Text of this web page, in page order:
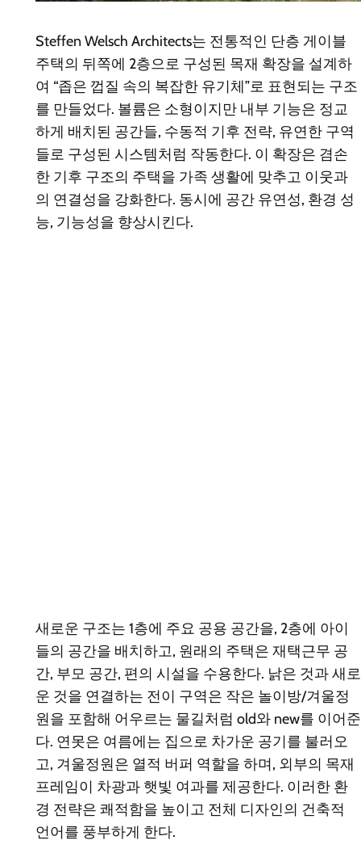
Steffen Welsch Architects는 전통적인 단층 게이블
주택의 뒤쪽에 2층으로 구성된 목재 확장을 설계하
여 “좁은 껍질 속의 복잡한 유기체”로 표현되는 구조
를 만들었다. 볼륨은 소형이지만 내부 기능은 정교
하게 배치된 공간들, 수동적 기후 전략, 유연한 구역
들로 구성된 시스템처럼 작동한다. 이 확장은 겸손
한 기후 구조의 주택을 가족 생활에 맞추고 이웃과
의 연결성을 강화한다. 동시에 공간 유연성, 환경 성
능, 기능성을 향상시킨다.
새로운 구조는 1층에 주요 공용 공간을, 2층에 아이
들의 공간을 배치하고, 원래의 주택은 재택근무 공
간, 부모 공간, 편의 시설을 수용한다. 낡은 것과 새로
운 것을 연결하는 전이 구역은 작은 놀이방/겨울정
원을 포함해 어우르는 물길처럼 old와 new를 이어준
다. 연못은 여름에는 집으로 차가운 공기를 불러오
고, 겨울정원은 열적 버퍼 역할을 하며, 외부의 목재
프레임이 차광과 햇빛 여과를 제공한다. 이러한 환
경 전략은 쾌적함을 높이고 전체 디자인의 건축적
언어를 풍부하게 한다.